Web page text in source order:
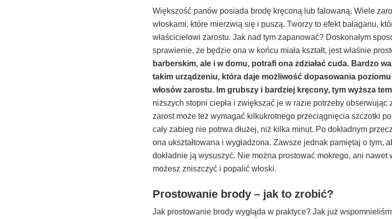
Większość panów posiada brodę kręconą lub falowaną. Wiele
włoskami, które mierzwią się i puszą. Tworzy to efekt bałaganu,
właścicielowi zarostu. Jak nad tym zapanować? Doskonałym
sprawienie, że będzie ona w końcu miała kształt, jest właśnie
barberskim, ale i w domu, potrafi ona zdziałać cuda. Bardzo
takim urządzeniu, która daje możliwość dopasowania
włosów zarostu. Im grubszy i bardziej kręcony, tym wyższa
niższych stopni ciepła i zwiększać je w razie potrzeby obserwując
zarost może też wymagać kilkukrotnego przeciągnięcia szczotki
cały zabieg nie potrwa dłużej, niż kilka minut. Po dokładnym
ona ukształtowana i wygładzona. Zawsze jednak pamiętaj o tym,
dokładnie ją wysuszyć. Nie można prostować mokrego, ani
możesz zniszczyć i popalić włoski.
Prostowanie brody – jak to zrobić?
Jak prostowanie brody wygląda w praktyce? Jak już